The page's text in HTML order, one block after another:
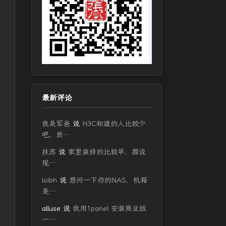
最新评论
我是军爸 说 H3C知道的人比较少
吧，质…
扶苏 说 家里装修的比较早，据说
现…
loibh 说 想问一下你的NAS，机箱
是…
alluse 说 我用1panel 安装商业版
一…